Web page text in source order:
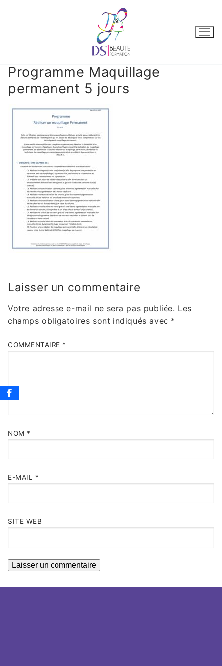
Programme Maquillage
permanent 5 jours
Laisser un commentaire
Votre adresse e-mail ne sera pas publiée. Les
champs obligatoires sont indiqués avec *
COMMENTAIRE *
NOM *
E-MAIL *
SITE WEB